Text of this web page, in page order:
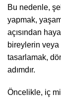
Bu nedenle,
yapmak,
açısından
bireylerin veya
tasarlamak,
adımdır.
Öncelikle, iç